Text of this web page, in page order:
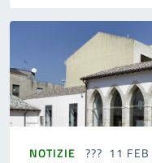
NOTIZIE 11